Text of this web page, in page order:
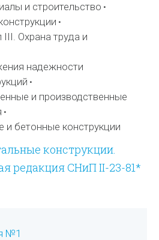
и строительство
Охрана труда и
надежности
и производственные
и бетонные конструкции
конструкции.
редакция СНиП II-23-81*
№1